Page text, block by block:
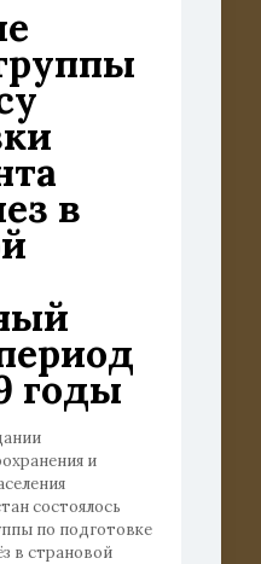
в
годы
и
состоялось
по подготовке
в страновой